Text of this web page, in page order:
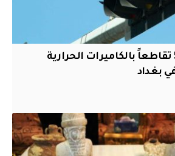
المرور: تجهيز 50 تقاطعاً بالكاميرات الحرارية